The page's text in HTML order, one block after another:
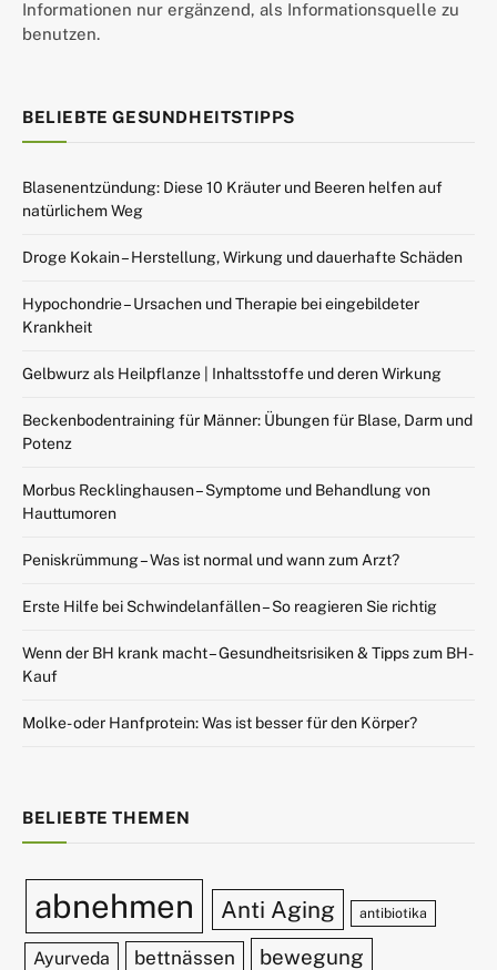
Informationen nur ergänzend, als Informationsquelle zu
benutzen.
BELIEBTE GESUNDHEITSTIPPS
Blasenentzündung: Diese 10 Kräuter und Beeren helfen auf
natürlichem Weg
Droge Kokain – Herstellung, Wirkung und dauerhafte Schäden
Hypochondrie – Ursachen und Therapie bei eingebildeter
Krankheit
Gelbwurz als Heilpflanze | Inhaltsstoffe und deren Wirkung
Beckenbodentraining für Männer: Übungen für Blase, Darm und
Potenz
Morbus Recklinghausen – Symptome und Behandlung von
Hauttumoren
Peniskrümmung – Was ist normal und wann zum Arzt?
Erste Hilfe bei Schwindelanfällen – So reagieren Sie richtig
Wenn der BH krank macht – Gesundheitsrisiken & Tipps zum BH-
Kauf
Molke- oder Hanfprotein: Was ist besser für den Körper?
BELIEBTE THEMEN
abnehmen Anti Aging antibiotika
Ayurveda bettnässen bewegung